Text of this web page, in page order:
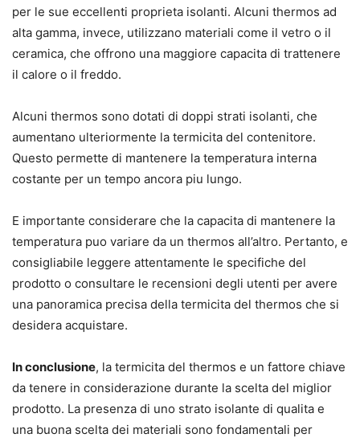
per le sue eccellenti proprieta isolanti. Alcuni thermos ad
alta gamma, invece, utilizzano materiali come il vetro o il
ceramica, che offrono una maggiore capacita di trattenere
il calore o il freddo.
Alcuni thermos sono dotati di doppi strati isolanti, che
aumentano ulteriormente la termicita del contenitore.
Questo permette di mantenere la temperatura interna
costante per un tempo ancora piu lungo.
E importante considerare che la capacita di mantenere la
temperatura puo variare da un thermos all’altro. Pertanto, e
consigliabile leggere attentamente le specifiche del
prodotto o consultare le recensioni degli utenti per avere
una panoramica precisa della termicita del thermos che si
desidera acquistare.
In conclusione, la termicita del thermos e un fattore chiave
da tenere in considerazione durante la scelta del miglior
prodotto. La presenza di uno strato isolante di qualita e
una buona scelta dei materiali sono fondamentali per